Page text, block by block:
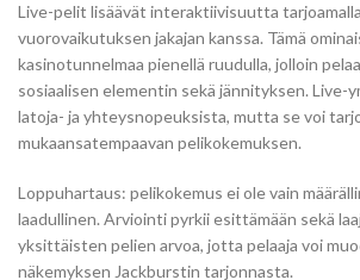
Live-pelit lisäävät interaktiivisuutta
vuorovaikutuksen jakajan kanssa. Tämä
kasinotunnelmaa pienellä ruudulla, jolloin
sosiaalisen elementin sekä jännityksen. Live-
latoja- ja yhteysnopeuksista, mutta se voi
mukaansatempaavan pelikokemuksen.
Loppuhartaus: pelikokemus ei ole vain
laadullinen. Arviointi pyrkii esittämään sekä
yksittäisten pelien arvoa, jotta pelaaja voi
näkemyksen Jackburstin tarjonnasta.